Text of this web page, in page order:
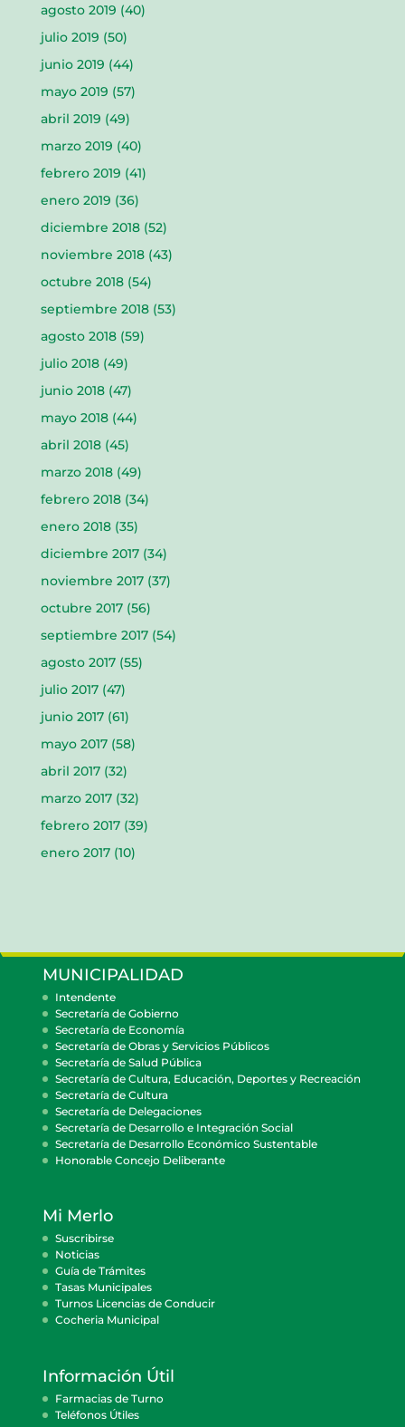
agosto 2019 (40)
julio 2019 (50)
junio 2019 (44)
mayo 2019 (57)
abril 2019 (49)
marzo 2019 (40)
febrero 2019 (41)
enero 2019 (36)
diciembre 2018(52)
noviembre 2018(43)
octubre 2018(54)
septiembre 2018(53)
agosto 2018(59)
julio 2018(49)
junio 2018(47)
mayo 2018(44)
abril 2018(45)
marzo 2018(49)
febrero 2018(34)
enero 2018(35)
diciembre 2017(34)
noviembre 2017(37)
octubre 2017(56)
septiembre 2017(54)
agosto 2017(55)
julio 2017(47)
junio 2017(61)
mayo 2017(58)
abril 2017(32)
marzo 2017(32)
febrero 2017(39)
enero 2017(10)
MUNICIPALIDAD
Intendente
Secretaría de Gobierno
Secretaría de Economía
Secretaría de Obras y Servicios Públicos
Secretaría de Salud Pública
Secretaría de Cultura, Educación, Deportes y Recreación
Secretaría de Cultura
Secretaría de Delegaciones
Secretaría de Desarrollo e Integración Social
Secretaría de Desarrollo Económico Sustentable
Honorable Concejo Deliberante
Mi Merlo
Suscribirse
Noticias
Guía de Trámites
Tasas Municipales
Turnos Licencias de Conducir
Cocheria Municipal
Información Útil
Farmacias de Turno
Teléfonos Útiles